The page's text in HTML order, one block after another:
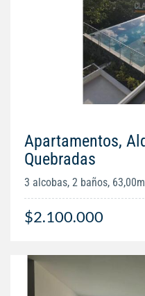
Apartamentos,
Quebradas
3 alcobas, 2 baños,
$2.100.000